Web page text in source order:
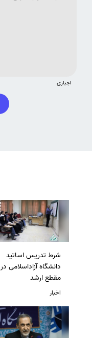
اجباری
شرط تدریس اساتید
دانشگاه آزاداسلامی در
مقطع ارشد
اخبار